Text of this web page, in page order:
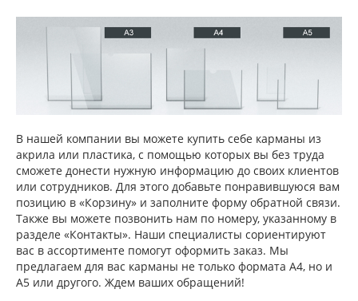
В нашей компании вы можете купить себе карманы из
акрила или пластика, с помощью которых вы без труда
сможете донести нужную информацию до своих клиентов
или сотрудников. Для этого добавьте понравившуюся вам
позицию в «Корзину» и заполните форму обратной связи.
Также вы можете позвонить нам по номеру, указанному в
разделе «Контакты». Наши специалисты сориентируют
вас в ассортименте помогут оформить заказ. Мы
предлагаем для вас карманы не только формата А4, но и
А5 или другого. Ждем ваших обращений!